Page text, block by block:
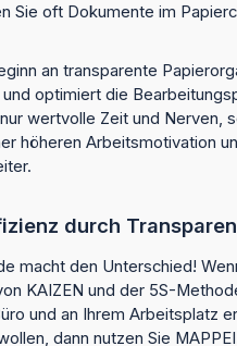
Sie oft Dokumente im
an transparente
optimiert die
wertvolle Zeit und Nerven,
höheren Arbeitsmotivation
durch
macht den Unterschied!
KAIZEN und der 5S-
und an Ihrem Arbeitsplatz
dann nutzen Sie